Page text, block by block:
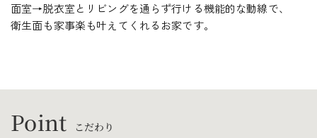
面室→脱衣室とリビングを通らず行ける機能的な動線で、
衛生面も家事楽も叶えてくれるお家です。
Point こだわり